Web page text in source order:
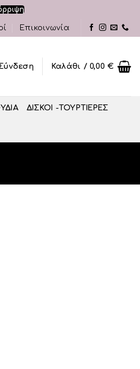
Επικοινωνία
Καλάθι /0,00€
ΔΙΣΚΟΙ -ΤΟΥΡΤΙΕΡΕΣ